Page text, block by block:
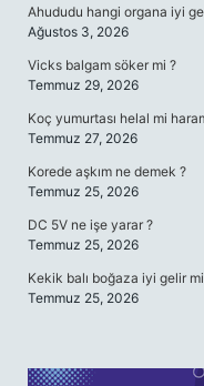
Ahududu hangi organa iyi
Ağustos 3, 2026
Vicks balgam söker mi ?
Temmuz 29, 2026
Koç yumurtası helal mi
Temmuz 27, 2026
Korede aşkım ne demek ?
Temmuz 25, 2026
DC 5V ne işe yarar ?
Temmuz 25, 2026
Kekik balı boğaza iyi gelir
Temmuz 25, 2026